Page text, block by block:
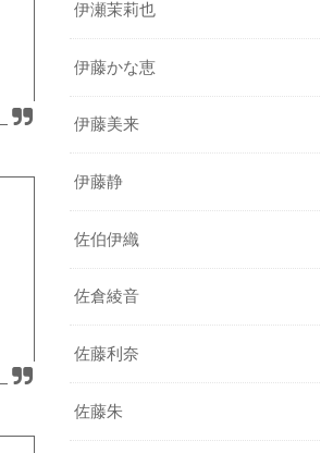
伊瀬茉莉也
伊藤かな恵
伊藤美来
伊藤静
佐伯伊織
佐倉綾音
佐藤利奈
佐藤朱